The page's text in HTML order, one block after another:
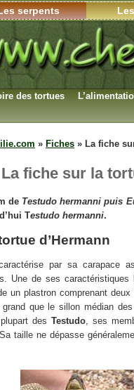
serpents
des tortues
» Fiches » La fiche
La fiche sur la
de Testudo hermanni puis
Testudo hermanni.
d’Hermann
par sa carapace
Une de ses
un plastron comprenant
que le sillon médian
des Testudo, ses
taille ne dépasse